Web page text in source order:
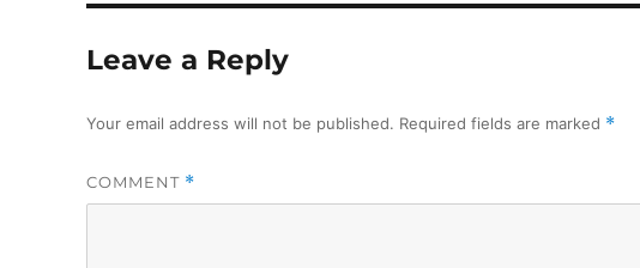
Leave a Reply
Your email address will not be published. Required fields are marked *
COMMENT *